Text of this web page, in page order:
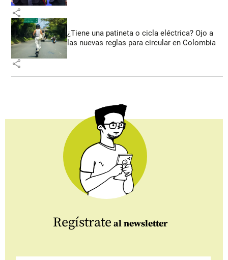
share
¿Tiene una patineta o cicla eléctrica? Ojo a
las nuevas reglas para circular en Colombia
share
Regístrate al newsletter